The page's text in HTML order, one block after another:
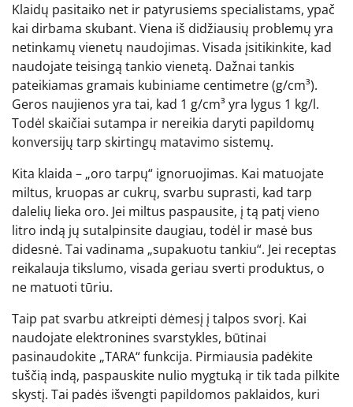
Klaidų pasitaiko net ir patyrusiems specialistams, ypač
kai dirbama skubant. Viena iš didžiausių problemų yra
netinkamų vienetų naudojimas. Visada įsitikinkite, kad
naudojate teisingą tankio vienetą. Dažnai tankis
pateikiamas gramais kubiniame centimetre (g/cm³).
Geros naujienos yra tai, kad 1 g/cm³ yra lygus 1 kg/l.
Todėl skaičiai sutampa ir nereikia daryti papildomų
konversijų tarp skirtingų matavimo sistemų.
Kita klaida – „oro tarpų“ ignoruojimas. Kai matuojate
miltus, kruopas ar cukrų, svarbu suprasti, kad tarp
dalelių lieka oro. Jei miltus paspausite, į tą patį vieno
litro indą jų sutalpinsite daugiau, todėl ir masė bus
didesnė. Tai vadinama „supakuotu tankiu“. Jei receptas
reikalauja tikslumo, visada geriau sverti produktus, o
ne matuoti tūriu.
Taip pat svarbu atkreipti dėmesį į talpos svorį. Kai
naudojate elektronines svarstykles, būtinai
pasinaudokite „TARA“ funkcija. Pirmiausia padėkite
tuščią indą, paspauskite nulio mygtuką ir tik tada pilkite
skystį. Tai padės išvengti papildomos paklaidos, kuri